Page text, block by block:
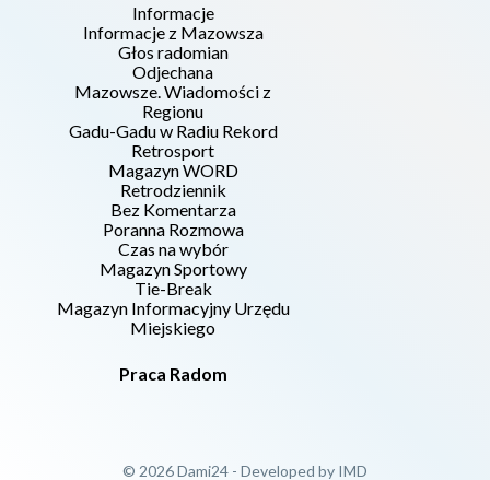
Informacje
Informacje z Mazowsza
Głos radomian
Odjechana
Mazowsze. Wiadomości z
Regionu
Gadu-Gadu w Radiu Rekord
Retrosport
Magazyn WORD
Retrodziennik
Bez Komentarza
Poranna Rozmowa
Czas na wybór
Magazyn Sportowy
Tie-Break
Magazyn Informacyjny Urzędu
Miejskiego
Praca Radom
© 2026 Dami24 - Developed by IMD